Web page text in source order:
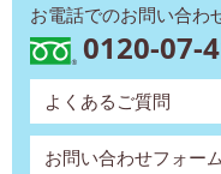
お電話でのお問い合わ
0120-07-
よくあるご質問
お問い合わせフォーム